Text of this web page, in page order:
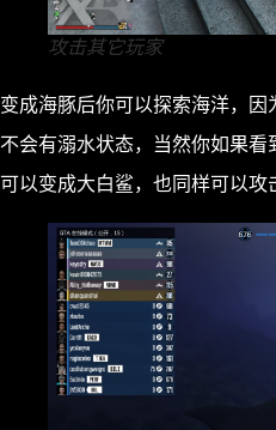
攻击其它玩家
变成海豚后你可以探索海洋，
不会有溺水状态，当然你如果
可以变成大白鲨，也同样可以攻